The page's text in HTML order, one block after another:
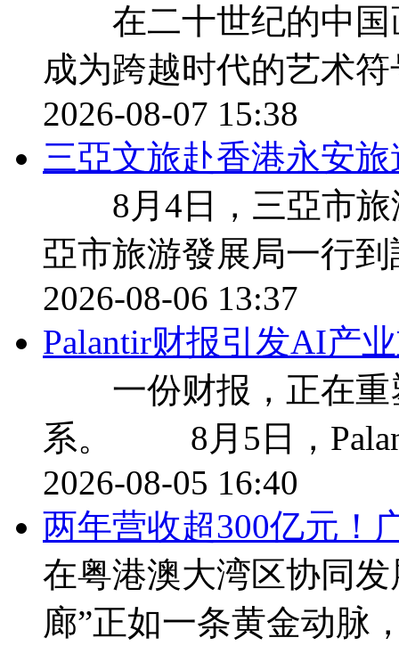
在二十世纪的中国
成为跨越时代的艺术
2026-08-07 15:38
三亞文旅赴香港永安
8月4日，三亞市旅
亞市旅游發展局一行
2026-08-06 13:37
Palantir财报引发AI产
一份财报，正在重
系。 8月5日，
2026-08-05 16:40
两年营收超300亿元！
在粤港澳大湾区协同
廊”正如一条黄金动脉